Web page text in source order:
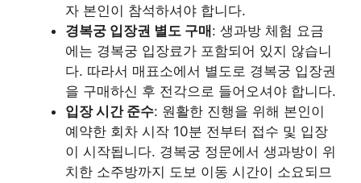
자 본인이 참석하셔야 합니다.
경복궁 입장권 별도 구매 : 생과방 체험 요금
에는 경복궁 입장료가 포함되어 있지 않습니
다. 따라서 매표소에서 별도로 경복궁 입장권
을 구매하신 후 전각으로 들어오셔야 합니다.
입장 시간 준수: 원활한 진행을 위해 본인이
예약한 회차 시작 10분 전부터 접수 및 입장
이 시작됩니다. 경복궁 정문에서 생과방이 위
치한 소주방까지 도보 이동 시간이 소요되므